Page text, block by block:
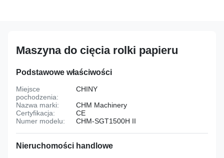
Maszyna do cięcia rolki papieru
Podstawowe właściwości
Miejsce
pochodzenia:
CHINY
Nazwa marki:
CHM Machinery
Certyfikacja:
CE
Numer modelu:
CHM-SGT1500H II
Nieruchomości handlowe